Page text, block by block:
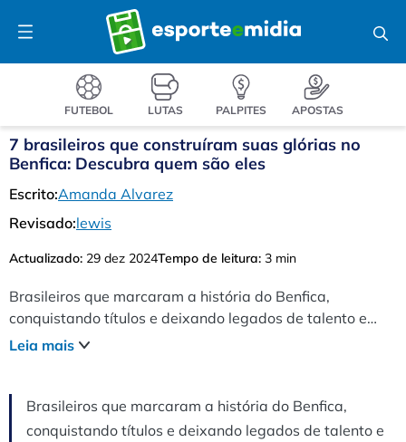
para
o
Menu
FUTEBOL LUTAS PALPITES APOSTAS
7 brasileiros que construíram suas glórias no
Benfica: Descubra quem são eles
Escrito:Amanda Alvarez
Revisado:lewis
Actualizado: 29 dez 2024Tempo de leitura: 3 min
Brasileiros que marcaram a história do Benfica,
conquistando títulos e deixando legados de talento e
dedicação no clube.
Leia mais
Brasileiros que marcaram a história do Benfica,
conquistando títulos e deixando legados de talento e